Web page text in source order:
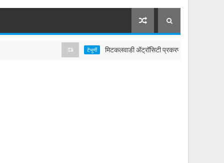
टेंभुर्णी मिटकलवाडी ॲट्रॉसिटी प्रकरणातील दोन्ही आरोपींचा